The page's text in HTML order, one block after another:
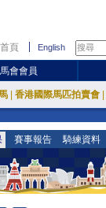
首頁 English
馬會會員
香港國際馬匹拍賣會
賽事報告 騎練資料